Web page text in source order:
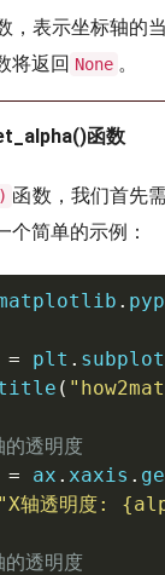
，表示坐标轴的
将返回 None 。
函数
函数，我们首先
个简单的示例：
.
= plt .
(
透明度
= ax . xaxis .
"X轴透明度: {
透明度